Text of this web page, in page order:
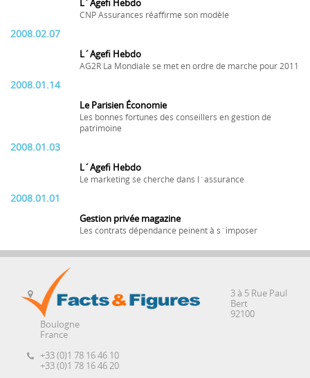
L´Agefi Hebdo
CNP Assurances réaffirme son modèle
2008.02.07
L´Agefi Hebdo
AG2R La Mondiale se met en ordre de marche pour 2011
2008.01.14
Le Parisien Économie
Les bonnes fortunes des conseillers en gestion de
patrimoine
2008.01.03
L´Agefi Hebdo
Le marketing se cherche dans l´assurance
2008.01.01
Gestion privée magazine
Les contrats dépendance peinent à s´imposer
3 à 5 Rue Paul
Bert
92100
Boulogne
France
+33 (0)1 78 16 46 10
+33 (0)1 78 16 46 20